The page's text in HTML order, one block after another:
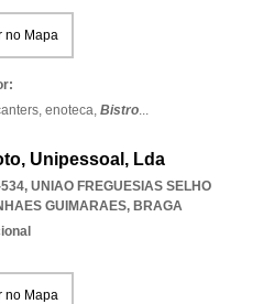
no Mapa
enoteca, Bistro...
Unipessoal, Lda
, UNIAO FREGUESIAS SELHO
GUIMARAES, BRAGA
no Mapa